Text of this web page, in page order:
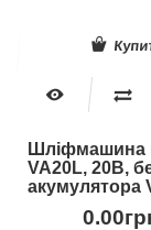
Шліфмашина
VA20L, 20В,
акумулятора